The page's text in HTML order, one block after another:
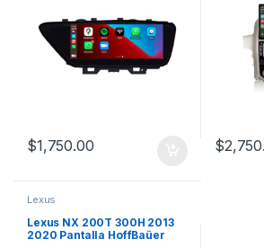
$1,750.00 $
Lexus
Lexus NX 200T 300H 2013
2020 Pantalla HoffBaüer